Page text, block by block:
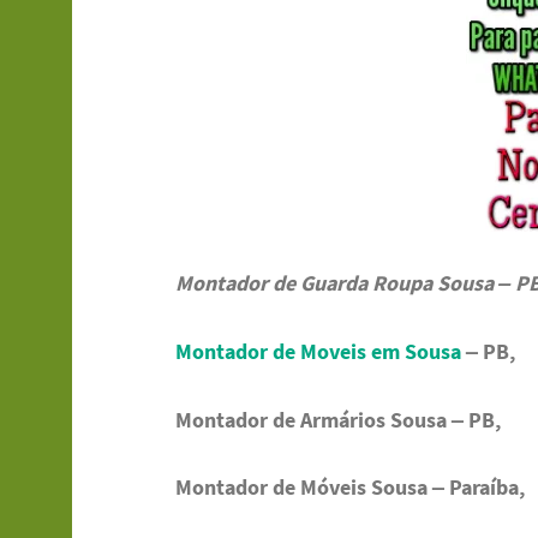
Montador de Guarda Roupa Sousa –
Montador de Moveis em Sousa– PB,
Montador de Armários Sousa – PB,
Montador de Móveis Sousa – Paraíba,